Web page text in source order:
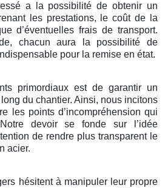
a la possibilité de obtenir un
les prestations, le coût de la
d’éventuelles frais de transport.
chacun aura la possibilité de
pour la remise en état.
primordiaux est de garantir un
du chantier. Ainsi, nous incitons
les points d’incompréhension qui
devoir se fonde sur l’idée
de rendre plus transparent le
acier.
hésitent à manipuler leur propre